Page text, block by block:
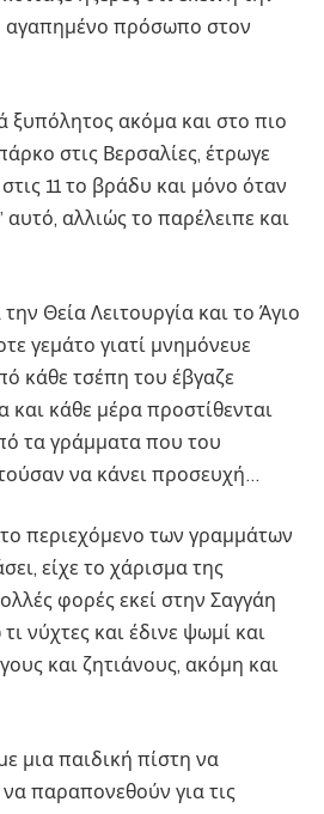
αγαπημένο πρόσωπο στον
ξυπόλητος ακόμα και στο πιο
στις Βερσαλίες, έτρωγε
11 το βράδυ και μόνο όταν
αυτό, αλλιώς το παρέλειπε και
Θεία Λειτουργία και το Άγιο
γεμάτο γιατί μνημόνευε
κάθε τσέπη του έβγαζε
και κάθε μέρα προστίθενται
τα γράμματα που του
να κάνει προσευχή…
περιεχόμενο των γραμμάτων
είχε το χάρισμα της
φορές εκεί στην Σαγγάη
νύχτες και έδινε ψωμί και
και ζητιάνους, ακόμη και
μια παιδική πίστη να
παραπονεθούν για τις